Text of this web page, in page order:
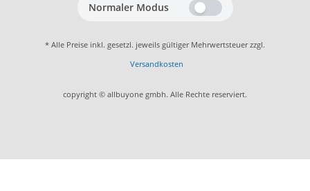
Normaler Modus
* Alle Preise inkl. gesetzl. jeweils gültiger Mehrwertsteuer zzgl.
Versandkosten
copyright © allbuyone gmbh. Alle Rechte reserviert.